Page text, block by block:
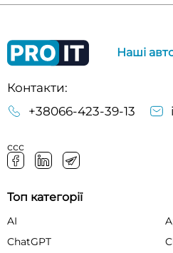
Контакти:
+38066-423-39-13
ссс
Наші
Топ категорії
AI
ChatGPT